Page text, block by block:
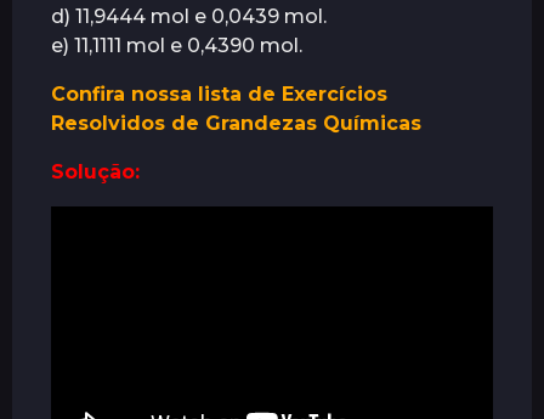
d) 11,9444 mol e 0,0439 mol.
e) 11,1111 mol e 0,4390 mol.
Confira nossa lista de Exercícios
Resolvidos de Grandezas Químicas
Solução: